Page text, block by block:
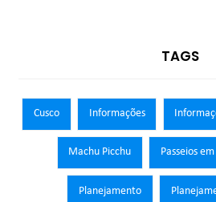
TAGS
Cusco Informações
Machu Picchu Passeios
Planejamento